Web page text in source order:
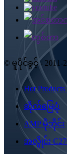
© မူပိုင်ခွင့် - 2011-
Hot Products
ဆိုက်မြေပုံ
AMP မိုဘိုင်း
အလွိုင်း